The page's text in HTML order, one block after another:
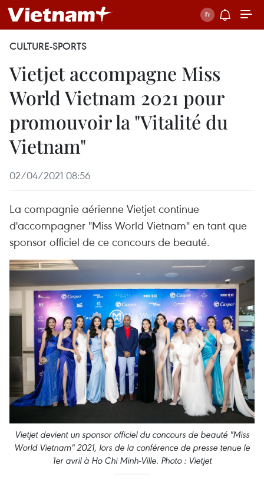
CULTURE-SPORTS
Vietjet accompagne Miss
World Vietnam 2021 pour
promouvoir la "Vitalité du
Vietnam"
02/04/2021 08:56
La compagnie aérienne Vietjet continue
d'accompagner "Miss World Vietnam" en tant que
sponsor officiel de ce concours de beauté.
Vietjet devient un sponsor officiel du concours de beauté "Miss
World Vietnam" 2021, lors de la conférence de presse tenue le
1er avril à Ho Chi Minh-Ville. Photo : Vietjet